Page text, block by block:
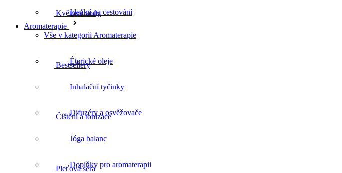
Květové vody
Bestsellery
Čištění a tonizace
Pleťová séra
Ideální na cestování
Aromaterapie
Vše v kategorii Aromaterapie
Éterické oleje
Inhalační tyčinky
Difuzéry a osvěžovače
Jóga balanc
Doplňky pro aromaterapii